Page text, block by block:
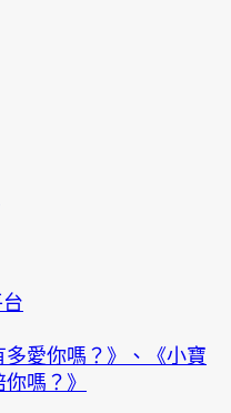
多愛你嗎？》、《小寶
嗎？》